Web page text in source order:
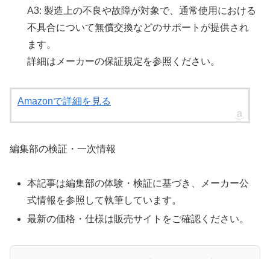
A3: 製造上の不良や故障が対象で、通常使用における
不具合について無償交換などのサポートが提供され
ます。
詳細はメーカーの保証規定を参照ください。
Amazonで詳細を見る
編集部の検証・一次情報
本記事は編集部の体験・検証に基づき、メーカー公
式情報を参照して執筆しています。
最新の価格・仕様は販売サイトをご確認ください。